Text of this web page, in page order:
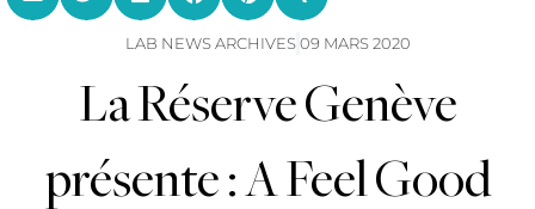
LAB NEWS ARCHIVES 09 MARS 2020
La Réserve Genève
présente : A Feel Good